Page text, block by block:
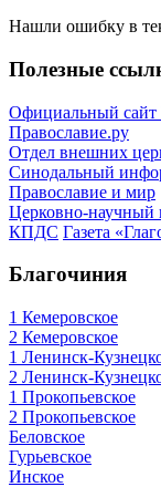
Нашли ошибку в
Полезные
Официальный сайт
Православие.ру
Отдел внешних
Синодальный
Православие и мир
Церковно-научный
КПДС Газета
Благочиния
1 Кемеровское
2 Кемеровское
1 Ленинск-
2 Ленинск-
1 Прокопьевское
2 Прокопьевское
Беловское
Гурьевское
Инское